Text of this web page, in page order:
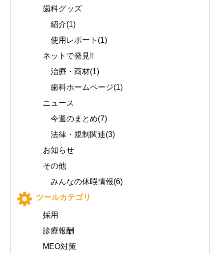
歯科グッズ
紹介(1)
使用レポート(1)
ネットで発見!!
治療・商材(1)
歯科ホームページ(1)
ニュース
今週のまとめ(7)
法律・規制関連(3)
お知らせ
その他
みんなの休暇情報(6)
ツールカテゴリ
採用
診療報酬
MEO対策